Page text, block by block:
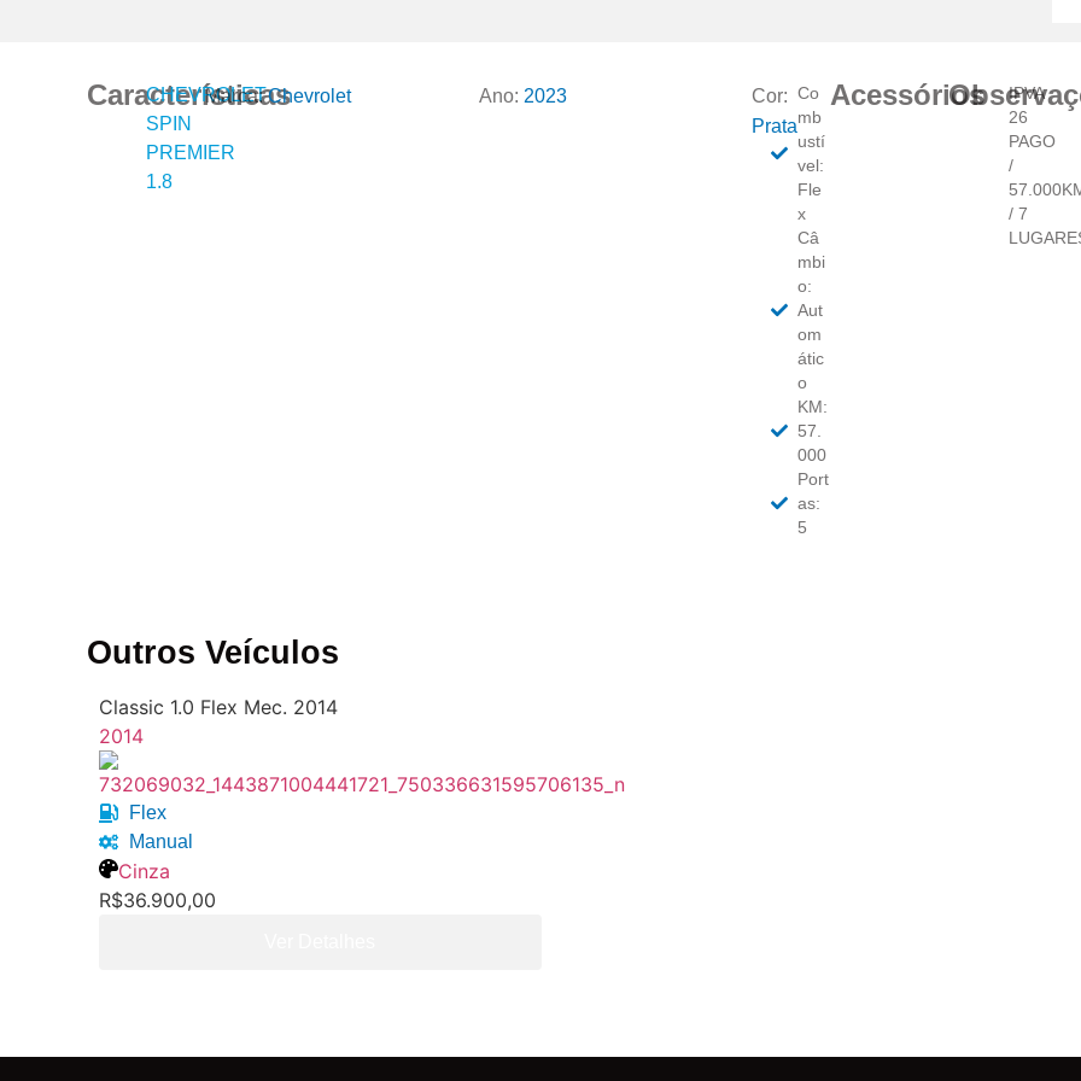
Características
CHEVROLET
SPIN
PREMIER
1.8
Marca:Chevrolet Ano: 2023
Cor:
Prata
Co
mb
ustí
vel:
Fle
x
Câ
mbi
o:
Aut
om
átic
o
KM:
57.
000
Port
as:
5
Acessórios
IPVA
26
PAGO
/
/ 7
Outros Veículos
Classic 1.0 Flex Mec. 2014
2014
Flex
Manual
Cinza
R$36.900,00